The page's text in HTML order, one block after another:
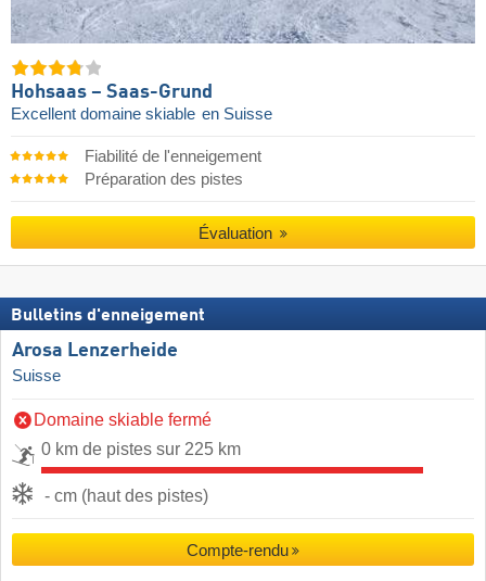
Hohsaas – Saas-Grund
Excellent domaine skiable en Suisse
Fiabilité de l'enneigement
Préparation des pistes
Évaluation
Bulletins d'enneigement
Arosa Lenzerheide
Suisse
Domaine skiable fermé
0 km de pistes sur 225 km
- cm (haut des pistes)
Compte-rendu